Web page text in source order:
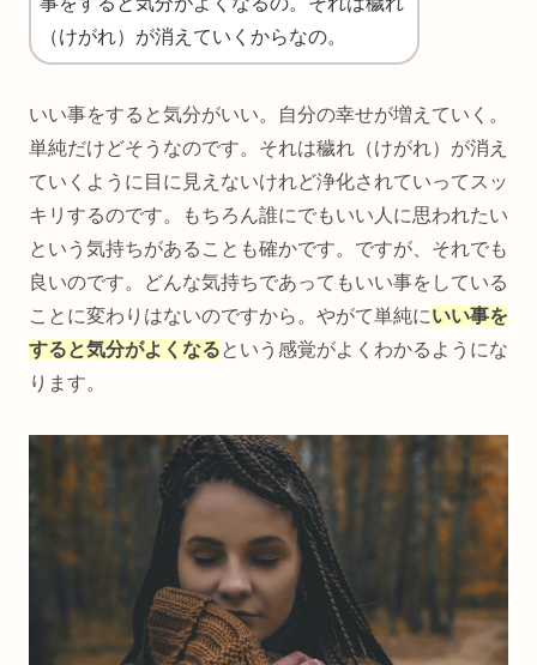
（けがれ）が消えていくからなの。
いい事をすると気分がいい。自分の幸せが増えていく。
単純だけどそうなのです。それは穢れ（けがれ）が消え
ていくように目に見えないけれど浄化されていってスッ
キリするのです。もちろん誰にでもいい人に思われたい
という気持ちがあることも確かです。ですが、それでも
良いのです。どんな気持ちであってもいい事をしている
ことに変わりはないのですから。やがて単純にいい事を
すると気分がよくなるという感覚がよくわかるようにな
ります。